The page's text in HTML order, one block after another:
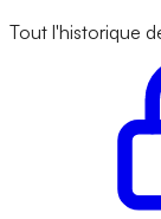
Tout l'historique